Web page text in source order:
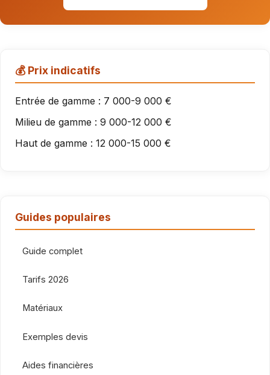
💰 Prix indicatifs
Entrée de gamme : 7 000-9 000 €
Milieu de gamme : 9 000-12 000 €
Haut de gamme : 12 000-15 000 €
Guides populaires
Guide complet
Tarifs 2026
Matériaux
Exemples devis
Aides financières